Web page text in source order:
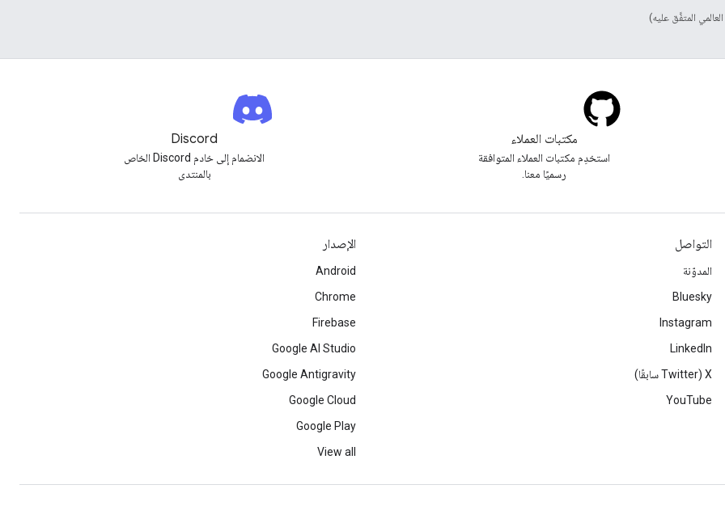
مكتبات العملاء
استخدِم مكتبات العملاء المتوافقة
رسميًا معنا.
Discord
الانضمام إلى خادم Discord الخاص
بالمنتدى
التواصل
المدوّنة
Bluesky
Instagram
LinkedIn
‫X ‏(Twitter سابقًا)
YouTube
الإصدار
Android
Chrome
Firebase
Google AI Studio
Google Antigravity
Google Cloud
Google Play
View all